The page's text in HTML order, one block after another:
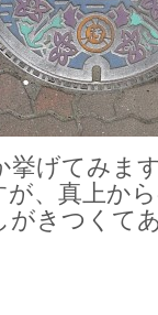
挙げてみま
が、真上か
がきつくて